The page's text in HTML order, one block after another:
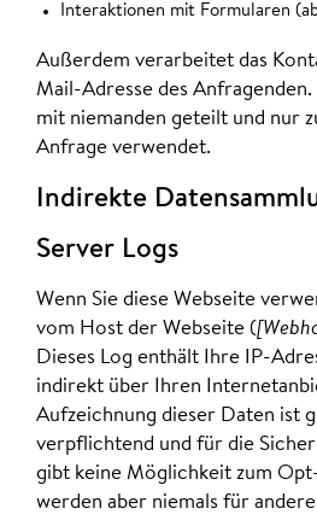
Interaktionen mit Formularen
Außerdem verarbeitet das
Mail-Adresse des
mit niemanden geteilt und nur
Anfrage verwendet.
Indirekte
Server Logs
Wenn Sie diese Webseite
vom Host der Webseite (
Dieses Log enthält Ihre IP-
indirekt über Ihren
Aufzeichnung dieser Daten ist
verpflichtend und für die
gibt keine Möglichkeit zum
werden aber niemals für